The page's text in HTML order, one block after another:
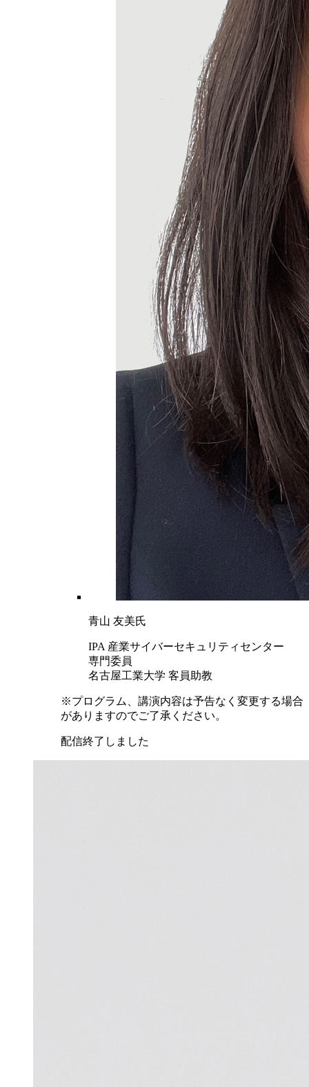
青山 友美氏
IPA 産業サイバーセキュリティセンター
専門委員
名古屋工業大学 客員助教
※プログラム、講演内容は予告なく変更する場合
がありますのでご了承ください。
配信終了しました